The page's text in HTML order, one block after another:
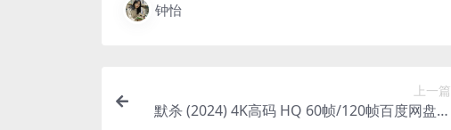
钟怡
上一篇
默杀 (2024) 4K高码 HQ 60帧/120帧百度网盘下